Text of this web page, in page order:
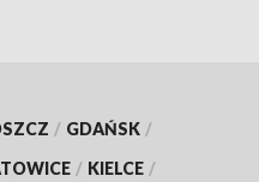
/ GDAŃSK /
/ KIELCE /